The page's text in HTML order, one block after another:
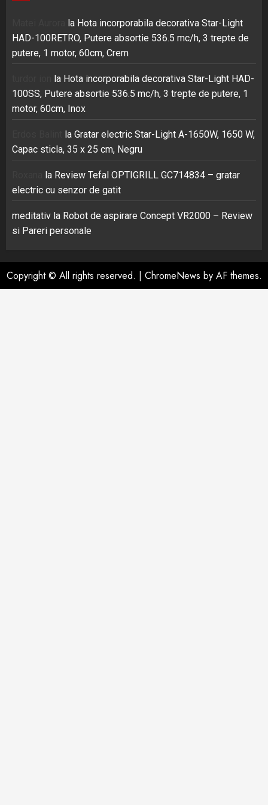
la Hota incorporabila decorativa Star-Light
HAD-100RETRO, Putere absortie 536.5 mc/h, 3 trepte de
putere, 1 motor, 60cm, Crem
la Hota incorporabila decorativa Star-Light HAD-
100SS, Putere absortie 536.5 mc/h, 3 trepte de putere, 1
motor, 60cm, Inox
la Gratar electric Star-Light A-1650W, 1650 W,
Capac sticla, 35 x 25 cm, Negru
la Review Tefal OPTIGRILL GC714834 – gratar
electric cu senzor de gatit
meditativ la Robot de aspirare Concept VR2000 – Review
si Pareri personale
Copyright © All rights reserved. | ChromeNews by AF themes.